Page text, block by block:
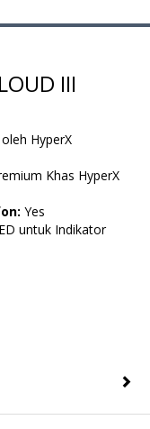
III
HyperX
Khas HyperX
Yes
untuk Indikator